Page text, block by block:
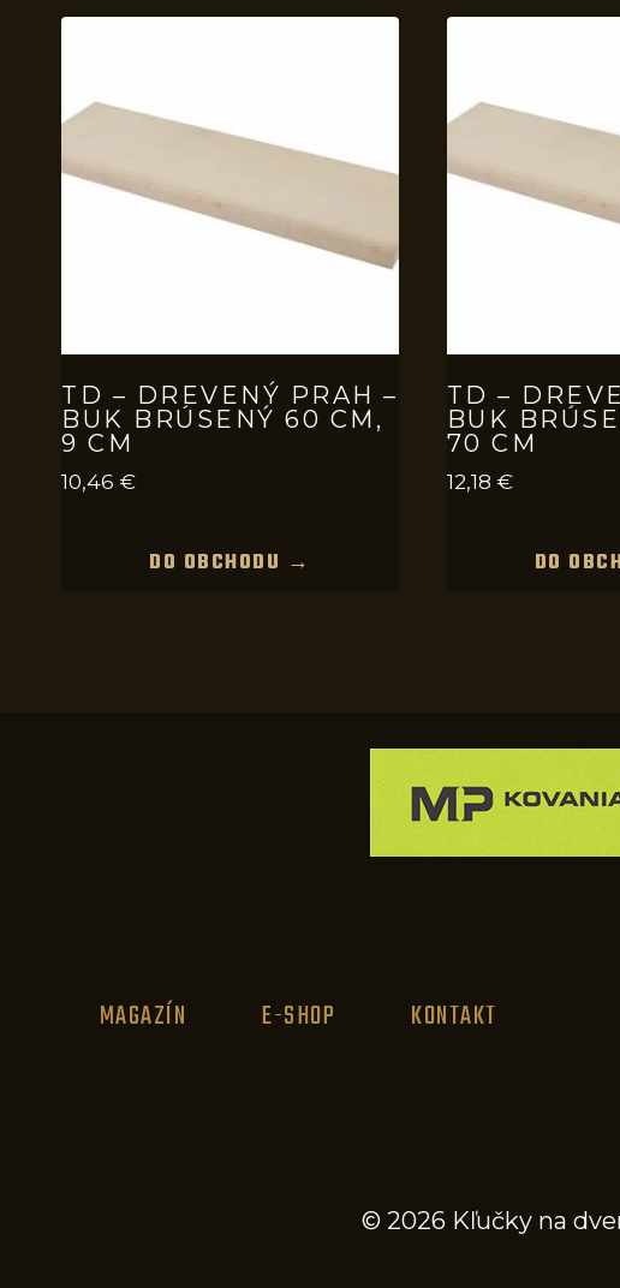
TD – DREVENÝ PRAH –
BUK BRÚSENÝ 60 CM,
9 CM
10,46 €
DO OBCHODU →
TD –
BUK
70 CM
12,18 €
DO
MAGAZÍN E-SHOP KONTAKT
© 2026 Kľučky na